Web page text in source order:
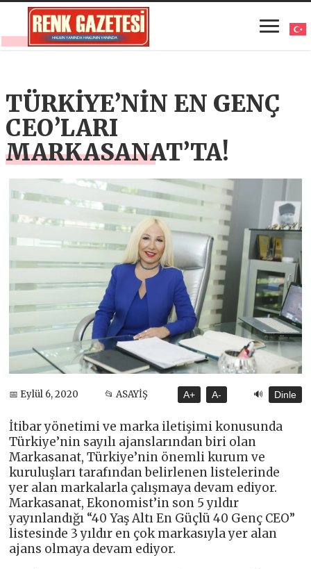
TÜRKİYE’NİN EN GENÇ
CEO’LARI
MARKASANAT’TA!
📅 Eylül 6, 2020 📂 ASAYİŞ A+ A- 🔊 Dinle
İtibar yönetimi ve marka iletişimi konusunda
Türkiye’nin sayılı ajanslarından biri olan
Markasanat, Türkiye’nin önemli kurum ve
kuruluşları tarafından belirlenen listelerinde
yer alan markalarla çalışmaya devam ediyor.
Markasanat, Ekonomist’in son 5 yıldır
yayınlandığı “40 Yaş Altı En Güçlü 40 Genç CEO”
listesinde 3 yıldır en çok markasıyla yer alan
ajans olmaya devam ediyor.